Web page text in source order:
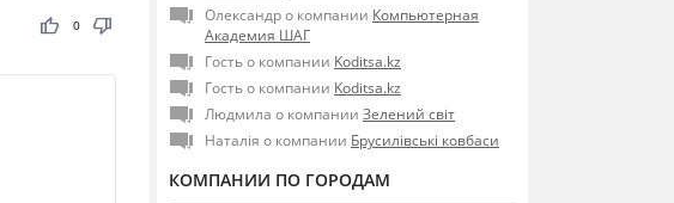
thumb_up thumb_down
0
Олександр о компании Компьютерная
Академия ШАГ
Гость о компании Koditsa.kz
Гость о компании Koditsa.kz
Людмила о компании Зелений світ
Наталія о компании Брусилівські ковбаси
КОМПАНИИ ПО ГОРОДАМ